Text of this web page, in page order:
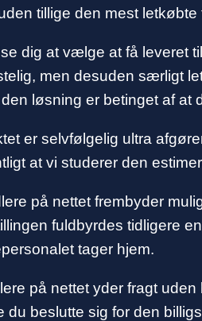
tillige den mest letkøbte
dig at vælge at få leveret
men desuden særligt
løsning er betinget af at
er selvfølgelig ultra
at vi studerer den
på nettet frembyder
fuldbyrdes tidligere
tager hjem.
på nettet yder fragt
du beslutte sig for den